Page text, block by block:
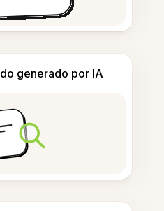
generado por IA